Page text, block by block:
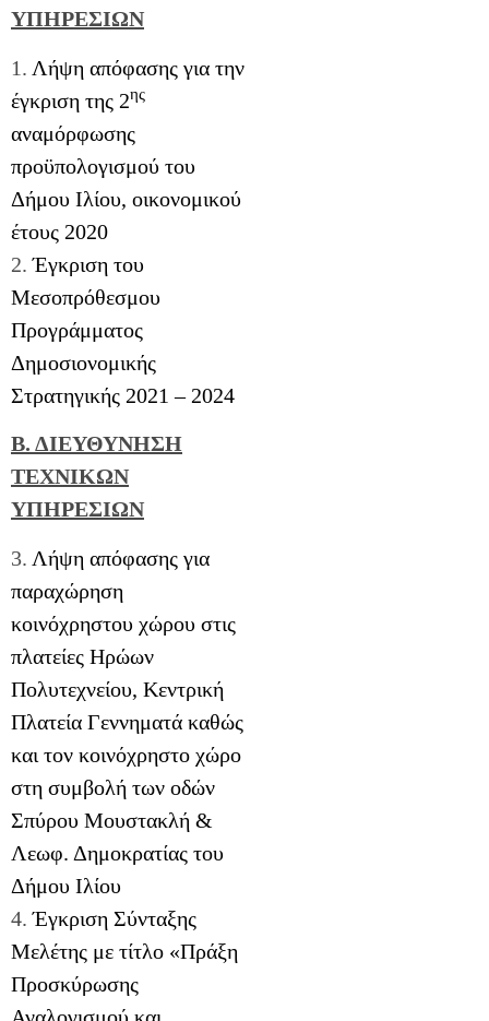
ΥΠΗΡΕΣΙΩΝ
1. Λήψη απόφασης για την
έγκριση της 2ης
αναμόρφωσης
προϋπολογισμού του
Δήμου Ιλίου, οικονομικού
έτους 2020
2.Έγκριση του
Μεσοπρόθεσμου
Προγράμματος
Δημοσιονομικής
Στρατηγικής 2021 – 2024
Β. ΔΙΕΥΘΥΝΗΣΗ
ΤΕΧΝΙΚΩΝ
ΥΠΗΡΕΣΙΩΝ
3. Λήψη απόφασης για
παραχώρηση
κοινόχρηστου χώρου στις
πλατείες Ηρώων
Πολυτεχνείου, Κεντρική
Πλατεία Γεννηματά καθώς
και τον κοινόχρηστο χώρο
στη συμβολή των οδών
Σπύρου Μουστακλή &
Λεωφ. Δημοκρατίας του
Δήμου Ιλίου
4.Έγκριση Σύνταξης
Μελέτης με τίτλο «Πράξη
Προσκύρωσης